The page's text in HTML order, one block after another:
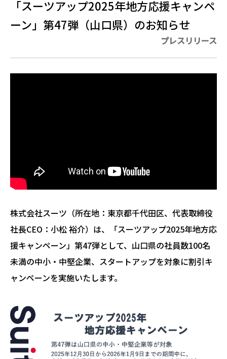
「スーツアップ2025年地方応援キャンペ
ーン」第47弾（山口県）のお知らせ
プレスリリース
株式会社スーツ（所在地：東京都千代田区、代表取締役
社長CEO：小松 裕介）は、「スーツアップ2025年地方応
援キャンペーン」第47弾として、山口県の社員数100名
未満の中小・中堅企業、スタートアップを対象に割引キ
ャンペーンを実施いたします。